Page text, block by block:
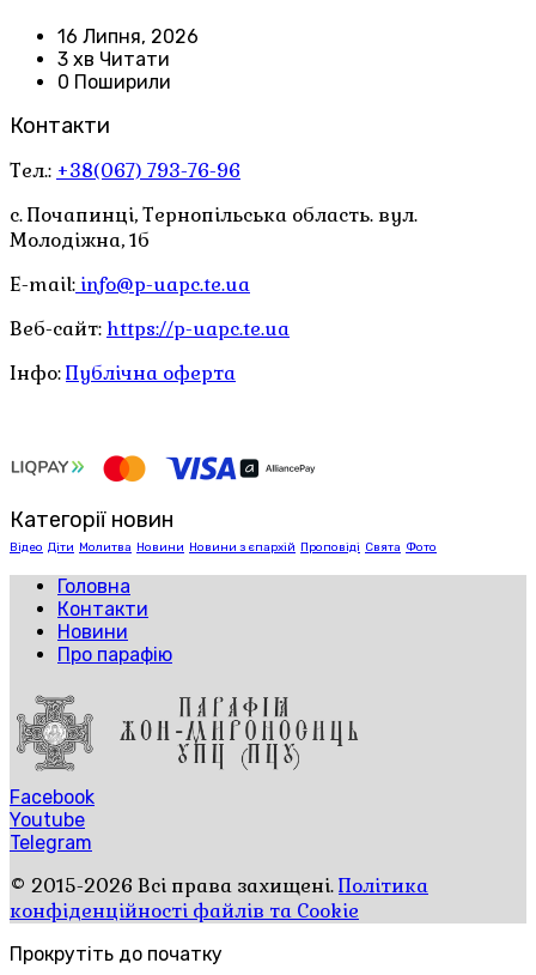
16 Липня, 2026
3 хв Читати
0 Поширили
Контакти
Тел.: +38(067) 793-76-96
с. Почапинці, Тернопільська область. вул.
Молодіжна, 1б
E-mail: info@p-uapc.te.ua
Веб-сайт: https://p-uapc.te.ua
Інфо:Публічна оферта
Категорії новин
Відео Діти Молитва Новини Новини з єпархій Проповіді Свята Фото
Головна
Контакти
Новини
Про парафію
Facebook
Youtube
Telegram
© 2015-2026 Всі права захищені.Політика
конфіденційності файлів та Cookie
Прокрутіть до початку